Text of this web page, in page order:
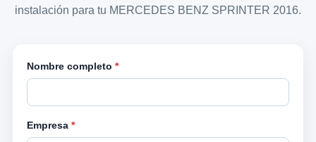
instalación para tu MERCEDES BENZ SPRINTER 2016.
Nombre completo *
Empresa *